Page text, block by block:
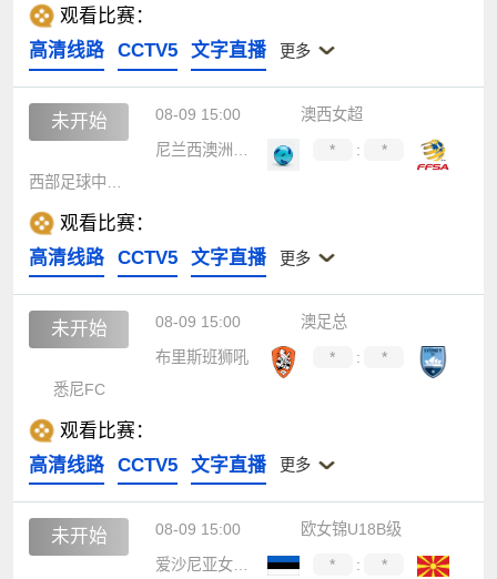
观看比赛：
高清线路
CCTV5 文字直播 更多
未开始 08-09 15:00
澳西女超
尼兰西澳洲大学女足
* :
*
观看比赛：
高清线路
CCTV5 文字直播 更多
未开始 08-09 15:00
澳足总
布里斯班狮吼
* :
*
悉尼FC
观看比赛：
高清线路
CCTV5 文字直播 更多
未开始 08-09 15:00
欧女锦U18B级
爱沙尼亚女篮U18
* :
*